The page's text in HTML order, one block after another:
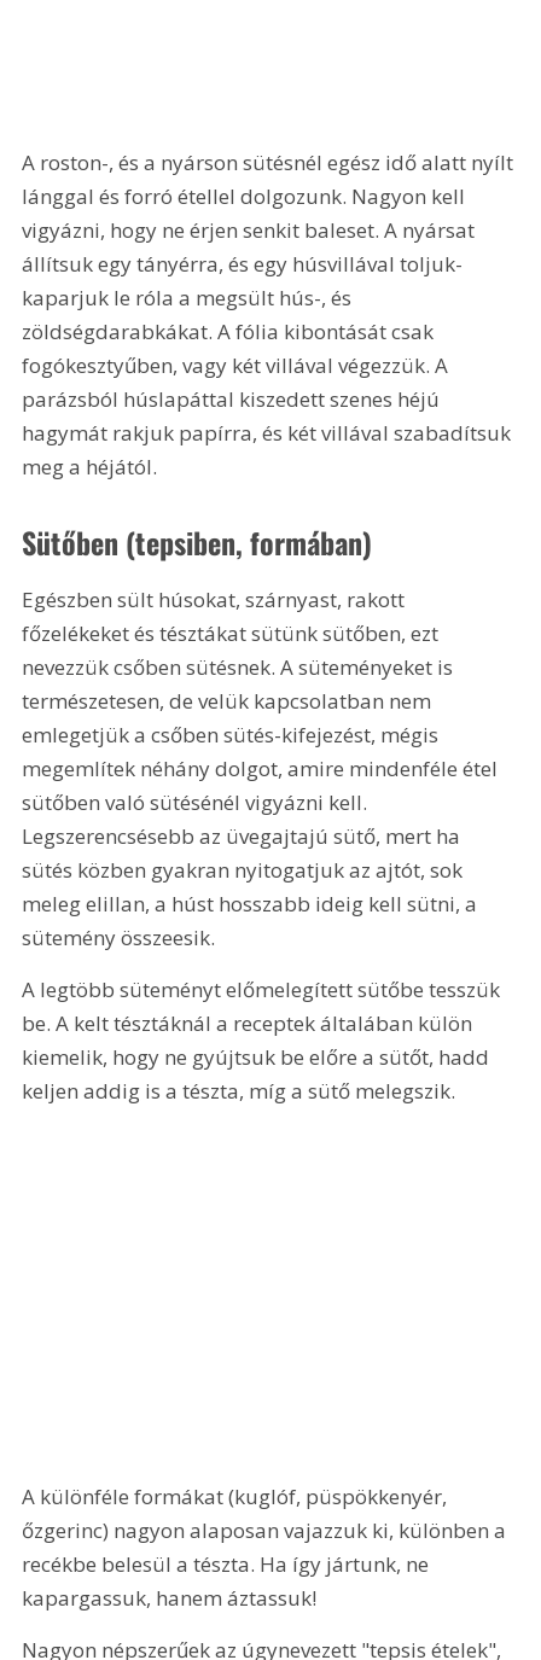
A roston-, és a nyárson sütésnél egész idő alatt nyílt
lánggal és forró étellel dolgozunk. Nagyon kell
vigyázni, hogy ne érjen senkit baleset. A nyársat
állítsuk egy tányérra, és egy húsvillával toljuk-
kaparjuk le róla a megsült hús-, és
zöldségdarabkákat. A fólia kibontását csak
fogókesztyűben, vagy két villával végezzük. A
parázsból húslapáttal kiszedett szenes héjú
hagymát rakjuk papírra, és két villával szabadítsuk
meg a héjától.
Sütőben (tepsiben, formában)
Egészben sült húsokat, szárnyast, rakott
főzelékeket és tésztákat sütünk sütőben, ezt
nevezzük csőben sütésnek. A süteményeket is
természetesen, de velük kapcsolatban nem
emlegetjük a csőben sütés-kifejezést, mégis
megemlítek néhány dolgot, amire mindenféle étel
sütőben való sütésénél vigyázni kell.
Legszerencsésebb az üvegajtajú sütő, mert ha
sütés közben gyakran nyitogatjuk az ajtót, sok
meleg elillan, a húst hosszabb ideig kell sütni, a
sütemény összeesik.
A legtöbb süteményt előmelegített sütőbe tesszük
be. A kelt tésztáknál a receptek általában külön
kiemelik, hogy ne gyújtsuk be előre a sütőt, hadd
keljen addig is a tészta, míg a sütő melegszik.
A különféle formákat (kuglóf, püspökkenyér,
őzgerinc) nagyon alaposan vajazzuk ki, különben a
recékbe belesül a tészta. Ha így jártunk, ne
kapargassuk, hanem áztassuk!
Nagyon népszerűek az úgynevezett "tepsis ételek",